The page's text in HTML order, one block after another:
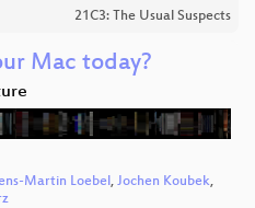
21C3: The Usual Suspects
Mac today?
Martin Loebel, Jochen Koubek,